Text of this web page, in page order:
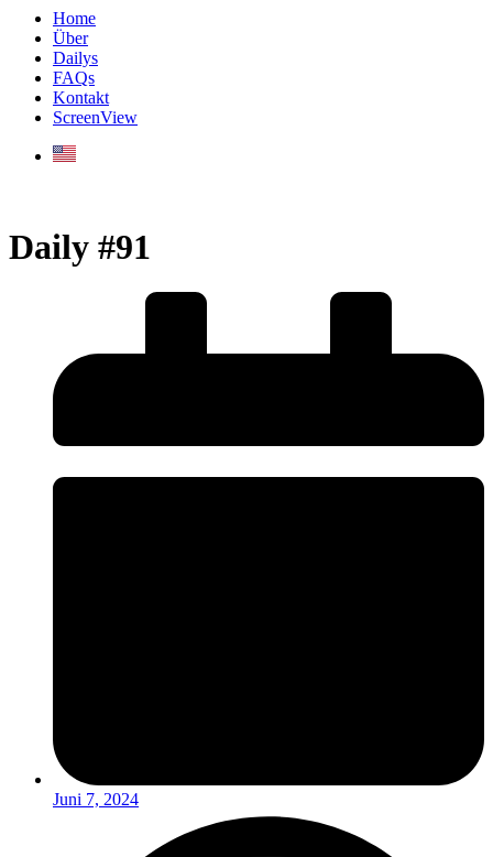
Home
Über
Dailys
FAQs
Kontakt
ScreenView
Daily #91
Juni 7, 2024